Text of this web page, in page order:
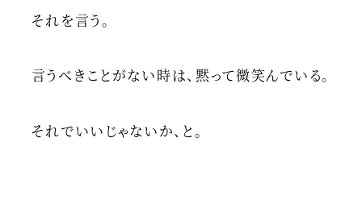
それを言う。
言うべきことがない時は、黙って微笑んでいる。
それでいいじゃないか、と。